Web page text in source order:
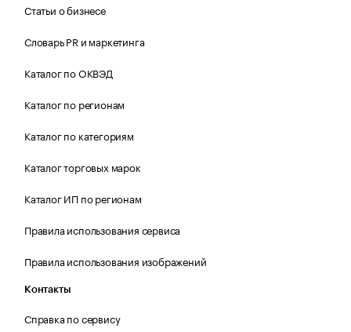
Статьи о бизнесе
Словарь PR и маркетинга
Каталог по ОКВЭД
Каталог по регионам
Каталог по категориям
Каталог торговых марок
Каталог ИП по регионам
Правила использования сервиса
Правила использования изображений
Контакты
Справка по сервису